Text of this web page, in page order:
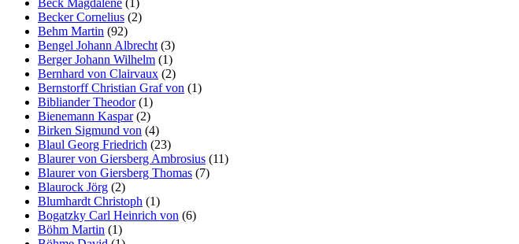
Becker Cornelius (2)
Behm Martin (92)
Bengel Johann Albrecht (3)
Berger Johann Wilhelm (1)
Bernhard von Clairvaux (2)
Bernstorff Christian Graf von (1)
Bibliander Theodor(1)
Bienemann Kaspar(2)
Birken Sigmund von (4)
Blaul Georg Friedrich (23)
Blaurer von Giersberg Ambrosius (11)
Blaurer von Giersberg Thomas (7)
Blaurock Jörg (2)
Blumhardt Christoph (1)
Bogatzky Carl Heinrich von (6)
Böhm Martin (1)